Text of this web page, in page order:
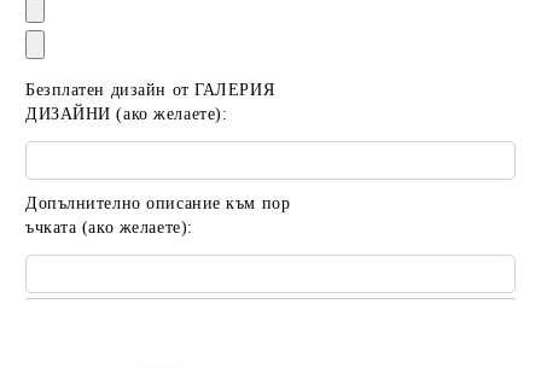
Безплатен дизайн от ГАЛЕРИЯ
ДИЗАЙНИ (ако желаете):
Допълнително описание към пор
ъчката (ако желаете):